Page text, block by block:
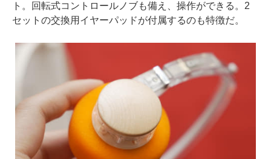
ト。回転式コントロールノブも備え、操作ができる。2
セットの交換用イヤーパッドが付属するのも特徴だ。